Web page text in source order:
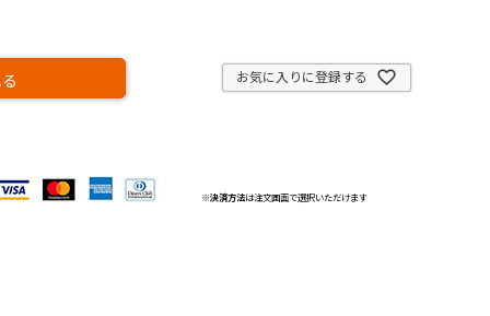
お気に入りに登録する
※決済方法は注文画面で選択いただけます